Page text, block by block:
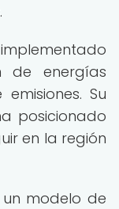
de energías
Su
posicionado
en la región
modelo de